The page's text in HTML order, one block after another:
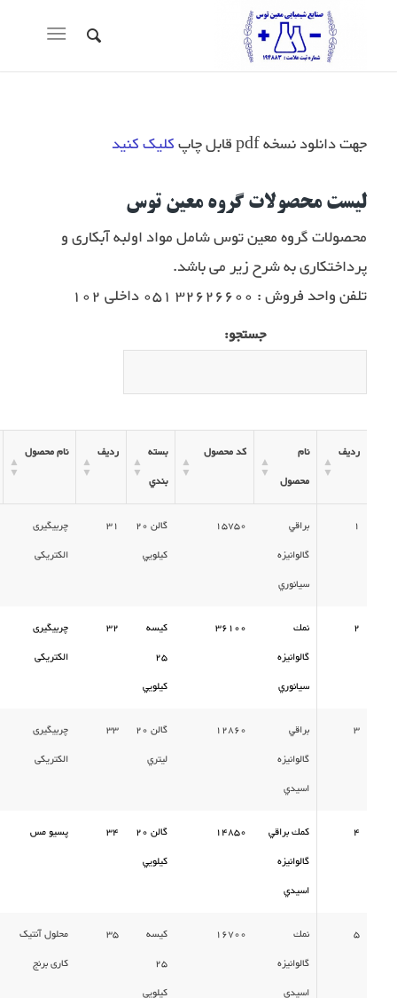
جهت دانلود نسخه pdf قابل چاپ کلیک کنید
لیست محصولات گروه معین توس
محصولات گروه معین توس شامل مواد اولبه آبکاری و
پرداختکاری به شرح زیر می باشد.
تلفن واحد فروش : 32626600 051 داخلی 102
جستجو:
ردیف
نام
محصول
كد محصول
بسته
بندي
ردیف نام محصول
1
براقي
گالوانيزه
سيانوري
15750
گالن 20
كيلويي
31
چربیگیری
الکتریکی
2
نمك
گالوانيزه
سيانوري
36100
كيسه
25
كيلويي
32
چربیگیری
الکتریکی
3
براقي
گالوانيزه
اسيدي
12860
گالن 20
ليتري
33
چربیگیری
الکتریکی
4
كمك براقي
گالوانيزه
اسيدي
14850
گالن 20
كيلويي
34 پسیو مس
5
نمك
گالوانيزه
اسيدي
16700
كيسه
25
كيلويي
35
محلول آنتیک
کاری برنج